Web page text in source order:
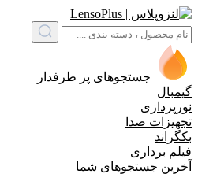
جستجوهای پر طرفدار
گیمبال
نورپردازی
تجهیزات صدا
بکگراند
فیلم برداری
آخرین جستجوهای شما